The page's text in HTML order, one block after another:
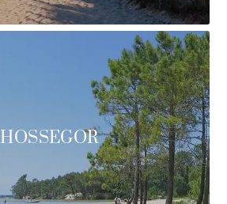
HOSSEGOR